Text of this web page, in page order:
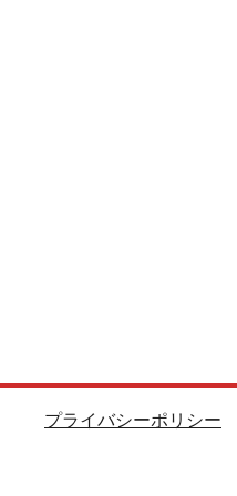
プライバシーポリシー